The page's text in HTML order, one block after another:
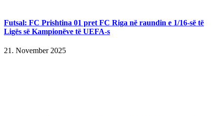
Futsal: FC Prishtina 01 pret FC Riga në raundin e 1/16-së të
Ligës së Kampionëve të UEFA-s
21. November 2025